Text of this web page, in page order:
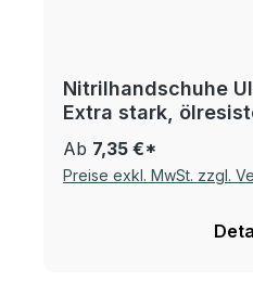
Nitrilhandschuhe
Extra stark,
Ab 7,35 €*
Preise exkl. MwSt. zzgl.